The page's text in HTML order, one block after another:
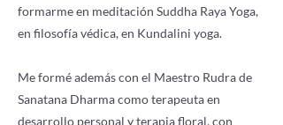
formarme en meditación Suddha Raya Yoga,
en filosofía védica, en Kundalini yoga.
Me formé además con el Maestro Rudra de
Sanatana Dharma como terapeuta en
desarrollo personal y terapia floral, con